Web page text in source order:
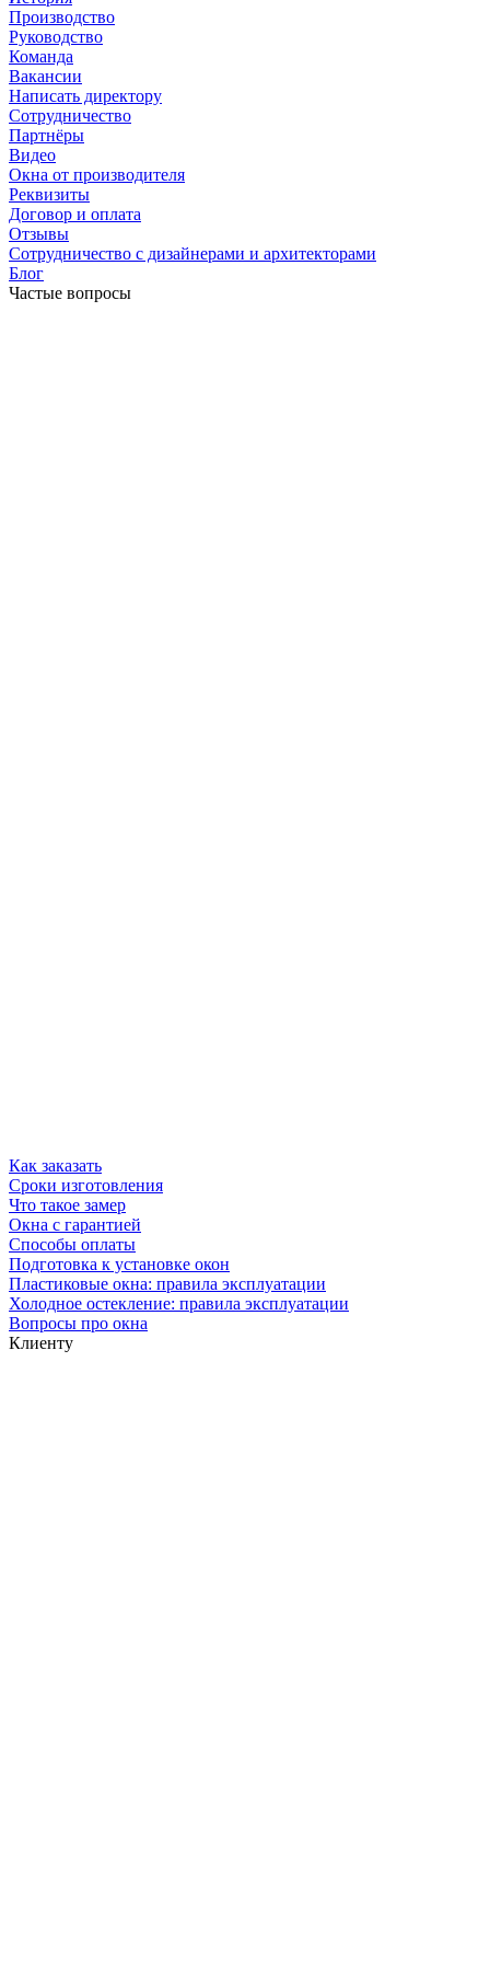
Производство
Руководство
Команда
Вакансии
Написать директору
Сотрудничество
Партнёры
Видео
Окна от производителя
Реквизиты
Договор и оплата
Отзывы
Сотрудничество с дизайнерами и архитекторами
Блог
Частые вопросы
Как заказать
Сроки изготовления
Что такое замер
Окна с гарантией
Способы оплаты
Подготовка к установке окон
Пластиковые окна: правила эксплуатации
Холодное остекление: правила эксплуатации
Вопросы про окна
Клиенту